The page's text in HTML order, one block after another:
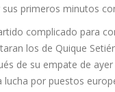
primeros minutos
complicado para
los de Quique
de su empate de
lucha por puestos